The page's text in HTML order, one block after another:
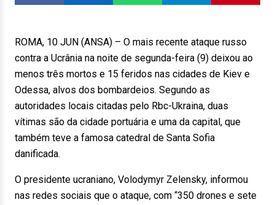
ROMA, 10 JUN (ANSA) – O mais recente ataque russo
contra a Ucrânia na noite de segunda-feira (9) deixou ao
menos três mortos e 15 feridos nas cidades de Kiev e
Odessa, alvos dos bombardeios. Segundo as
autoridades locais citadas pelo Rbc-Ukraina, duas
vítimas são da cidade portuária e uma da capital, que
também teve a famosa catedral de Santa Sofia
danificada.
O presidente ucraniano, Volodymyr Zelensky, informou
nas redes sociais que o ataque, com “350 drones e sete